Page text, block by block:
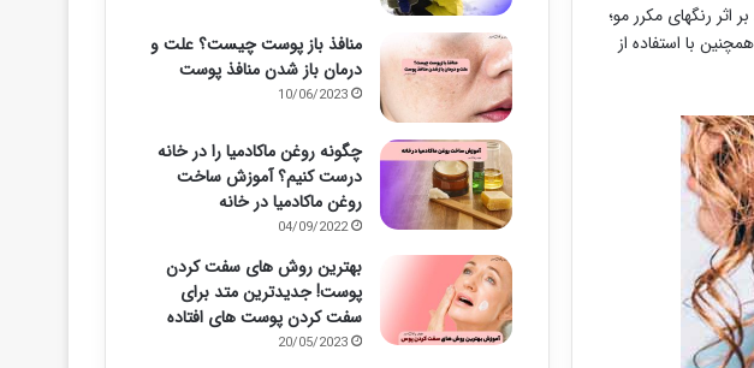
رنگهای مکرر مو؛
با استفاده از
منافذ باز پوست چیست؟ علت و
درمان باز شدن منافذ پوست
10/06/2023
چگونه روغن ماکادمیا را در خانه
درست کنیم؟ آموزش ساخت
روغن ماکادمیا در خانه
04/09/2022
بهترین روش های سفت کردن
پوست! جدیدترین متد برای
سفت کردن پوست های افتاده
20/05/2023